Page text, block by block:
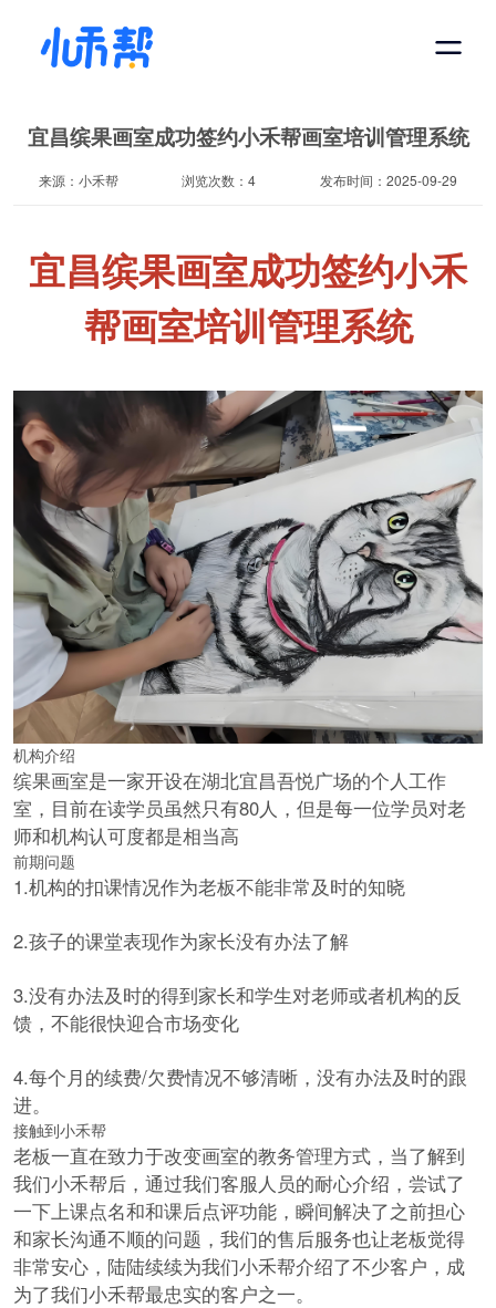
宜昌缤果画室成功签约小禾帮画室培训管理系统
来源：小禾帮 浏览次数：4 发布时间：2025-09-29
宜昌缤果画室成功签约小禾
帮画室培训管理系统
机构介绍
缤果画室是一家开设在湖北宜昌吾悦广场的个人工作
室，目前在读学员虽然只有80人，但是每一位学员对老
师和机构认可度都是相当高
前期问题
1.机构的扣课情况作为老板不能非常及时的知晓
2.孩子的课堂表现作为家长没有办法了解
3.没有办法及时的得到家长和学生对老师或者机构的反
馈，不能很快迎合市场变化
4.每个月的续费/欠费情况不够清晰，没有办法及时的跟
进。
接触到小禾帮
老板一直在致力于改变画室的教务管理方式，当了解到
我们小禾帮后，通过我们客服人员的耐心介绍，尝试了
一下上课点名和和课后点评功能，瞬间解决了之前担心
和家长沟通不顺的问题，我们的售后服务也让老板觉得
非常安心，陆陆续续为我们小禾帮介绍了不少客户，成
为了我们小禾帮最忠实的客户之一。